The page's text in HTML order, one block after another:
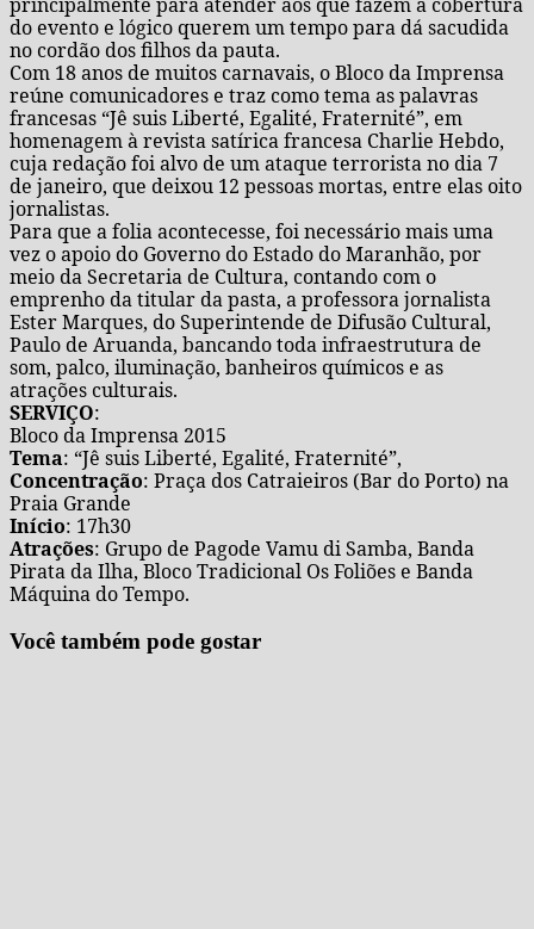
do evento e lógico querem um tempo para dá sacudida
no cordão dos filhos da pauta.
Com 18 anos de muitos carnavais, o Bloco da Imprensa
reúne comunicadores e traz como tema as palavras
francesas “Jê suis Liberté, Egalité, Fraternité”, em
homenagem à revista satírica francesa Charlie Hebdo,
cuja redação foi alvo de um ataque terrorista no dia 7
de janeiro, que deixou 12 pessoas mortas, entre elas oito
jornalistas.
Para que a folia acontecesse, foi necessário mais uma
vez o apoio do Governo do Estado do Maranhão, por
meio da Secretaria de Cultura, contando com o
emprenho da titular da pasta, a professora jornalista
Ester Marques, do Superintende de Difusão Cultural,
Paulo de Aruanda, bancando toda infraestrutura de
som, palco, iluminação, banheiros químicos e as
atrações culturais.
SERVIÇO:
Bloco da Imprensa 2015
Tema: “Jê suis Liberté, Egalité, Fraternité”,
Concentração: Praça dos Catraieiros (Bar do Porto) na
Praia Grande
Início: 17h30
Atrações: Grupo de Pagode Vamu di Samba, Banda
Pirata da Ilha, Bloco Tradicional Os Foliões e Banda
Máquina do Tempo.
Você também pode gostar